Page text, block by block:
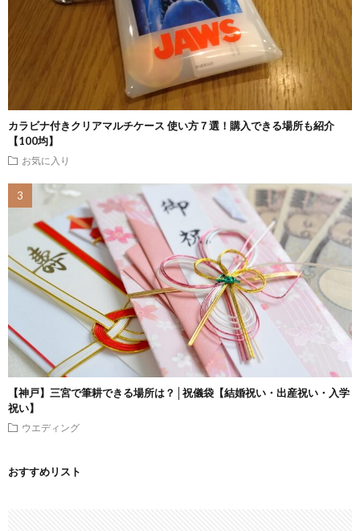
カラビナ付きクリアマルチケース 使い方７選！購入できる場所も紹介
【100均】
お気に入り
【神戸】三宮で筆耕できる場所は？│祝儀袋【結婚祝い・出産祝い・入学
祝い】
ウエディング
おすすめリスト